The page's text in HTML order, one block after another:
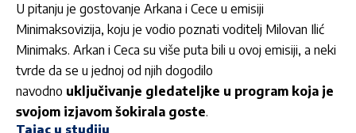
U pitanju je gostovanje Arkana i Cece u emisiji
Minimaksovizija, koju je vodio poznati voditelj Milovan Ilić
Minimaks. Arkan i Ceca su više puta bili u ovoj emisiji, a neki
tvrde da se u jednoj od njih dogodilo
navodno uključivanje gledateljke u program koja je
svojom izjavom šokirala goste.
Tajac u studiju